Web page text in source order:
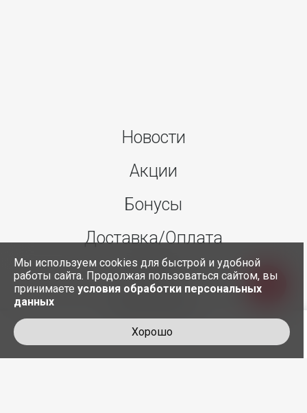
Новости
Акции
Бонусы
Доставка/Оплата
О нас
Мы используем cookies для быстрой и удобной
работы сайта. Продолжая пользоваться сайтом, вы
принимаете условия обработки персональных
данных
Хорошо